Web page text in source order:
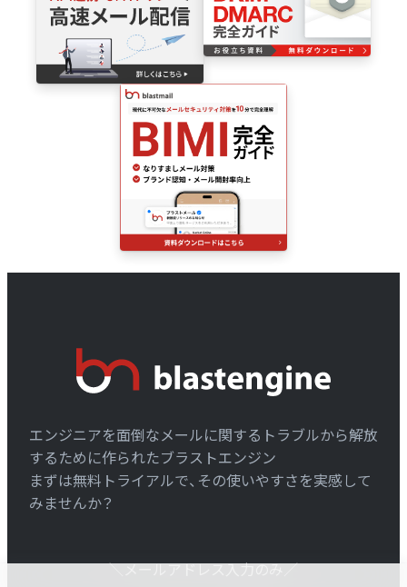
エンジニアを面倒なメールに関するトラブルから解放
するために作られたブラストエンジン
まずは無料トライアルで、その使いやすさを実感して
みませんか？
＼メールアドレス入力のみ／